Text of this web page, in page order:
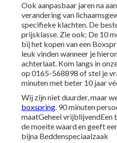
Ook aanpasbaar jaren na
verandering van
specifieke klachten. De
prijsklasse. Zie ook: De 10
bij het kopen van een
leuk vinden wanneer je
achterlaat. Kom langs in
op 0165-568898 of stel je
minuten met beter 10 jaar
Wij zijn niet duurder, maar
boxspring. 90 minuten
maatGeheel vrijblijvendEen
de moeite waard en geeft
bijna Beddenspeciaalzaak